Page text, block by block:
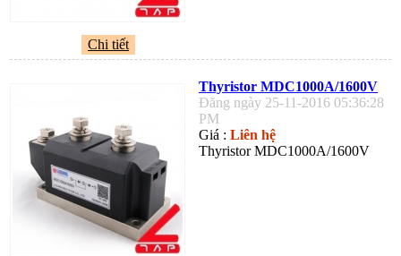
Chi tiết
Thyristor MDC1000A/1600V
Đăng ngày 25-11-2016 05:36:28
PM
Giá : Liên hệ
Thyristor MDC1000A/1600V